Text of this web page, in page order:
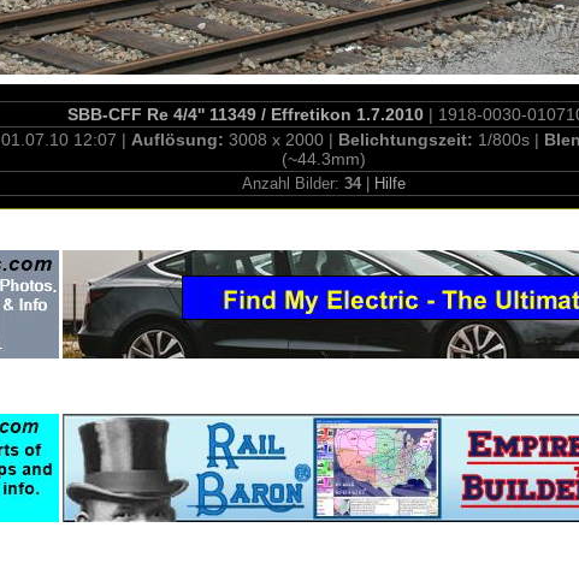
SBB-CFF Re 4/4'' 11349 / Effretikon 1.7.2010 | 1918-0030-
01.07.10 12:07 | Auflösung: 3008 x 2000 | Belichtungszeit: 1/800s |
(~44.3mm)
Anzahl Bilder: 34 Hilfe